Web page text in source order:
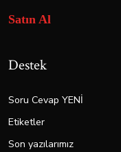
Satın Al
Destek
Soru Cevap YENİ
Etiketler
Son yazılarımız